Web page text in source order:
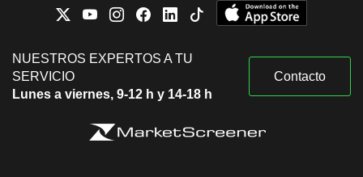
NUESTROS EXPERTOS A TU
SERVICIO
Lunes a viernes, 9-12 h y 14-18 h
Contacto